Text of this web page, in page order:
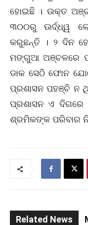
ହୋଇଛି । ଉକ୍ତ
୩୦୦ରୁ ଊର୍ଦ୍ଧ୍ୱ
କରୁଛନ୍ତି । ୨ ଦିନ
ମଙ୍ଗୁଆ ଅଞ୍ଚଳରେ
ଡାକ ସେଠି ଫୋନ
ପ୍ରଶାସନ ପହଞ୍ଚି ନ
ପ୍ରଶାସନ ଏ ଦିଗରେ
ଶ୍ରମିକଙ୍କ ପରିବାର
Related News